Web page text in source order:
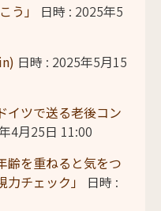
う」
日時 : 2025年5
日時 : 2025年5月15
イツで送る老後コン
4月25日 11:00
齢を重ねると気をつ
チェック」
日時 :